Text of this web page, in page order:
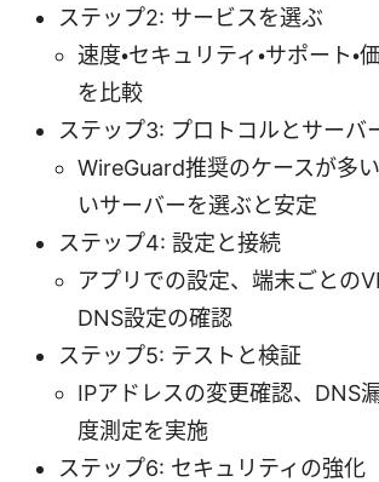
ステップ2: サービスを選ぶ
速度・セキュリティ・サポート
を比較
ステップ3: プロトコルとサーバ
WireGuard推奨のケースが多
いサーバーを選ぶと安定
ステップ4: 設定と接続
アプリでの設定、端末ごとの
DNS設定の確認
ステップ5: テストと検証
IPアドレスの変更確認、DNS
度測定を実施
ステップ6: セキュリティの強化